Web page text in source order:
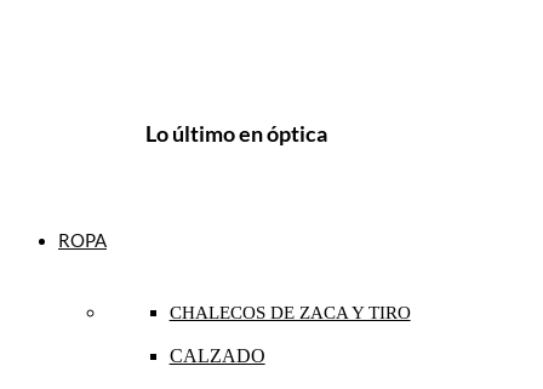
Lo último en óptica
ROPA
CHALECOS DE ZACA Y TIRO
CALZADO